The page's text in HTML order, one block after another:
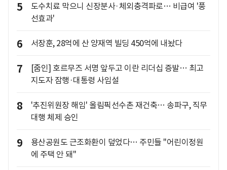
5
도수치료 막으니 신장분사·체외충격파로… 비급여 '풍
선효과'
6 서장훈, 28억에 산 양재역 빌딩 450억에 내놨다
7
[줌인] 호르무즈 서명 앞두고 이란 리더십 증발… 최고
지도자 잠행·대통령 사임설
8
'추진위원장 해임' 올림픽선수촌 재건축… 송파구, 직무
대행 체제 승인
9
용산공원도 근조화환이 덮었다… 주민들 "어린이정원
에 주택 안 돼"